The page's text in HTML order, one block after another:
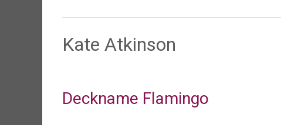
Kate Atkinson
Deckname Flamingo